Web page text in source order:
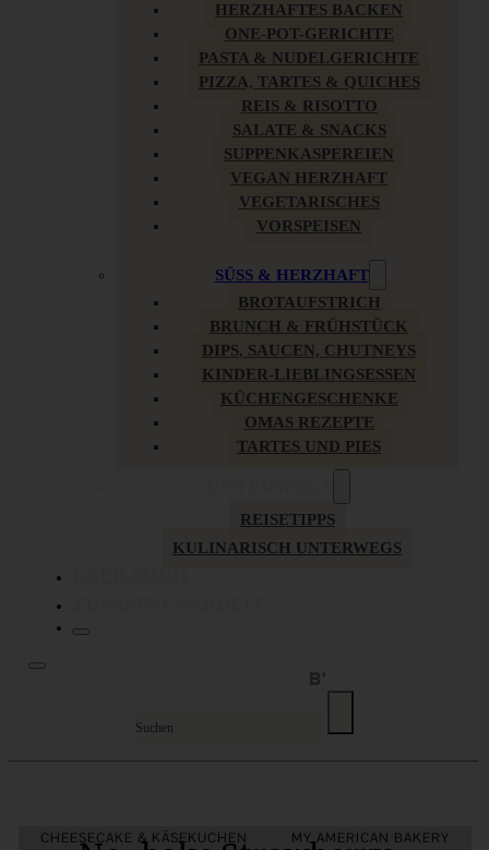
HERZHAFTES BACKEN
ONE-POT-GERICHTE
PASTA & NUDELGERICHTE
PIZZA, TARTES & QUICHES
REIS & RISOTTO
SALATE & SNACKS
SUPPENKASPEREIEN
VEGAN HERZHAFT
VEGETARISCHES
VORSPEISEN
SÜSS & HERZHAFT
BROTAUFSTRICH
BRUNCH & FRÜHSTÜCK
DIPS, SAUCEN, CHUTNEYS
KINDER-LIEBLINGSESSEN
KÜCHENGESCHENKE
OMAS REZEPTE
TARTES UND PIES
REISETIPPS
KULINARISCH UNTERWEGS
CHEESECAKE & KÄSEKUCHEN MY AMERICAN BAKERY